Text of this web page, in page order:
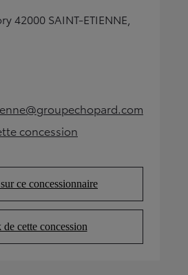
42000 SAINT-ETIENNE,
(Opens in new tab)
concession
ce concessionnaire
cette concession